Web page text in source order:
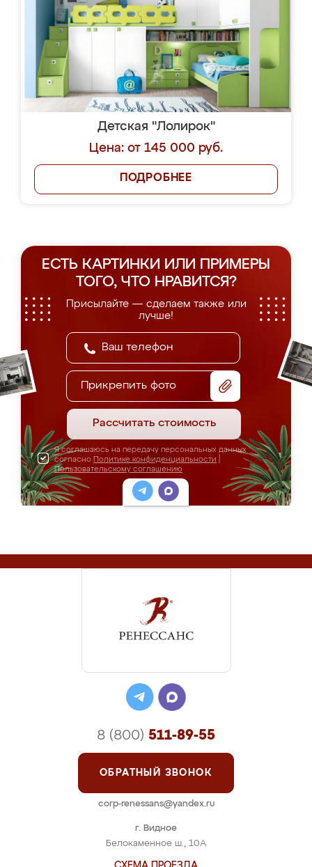
Детская "Лолирок"
Цена: от 145 000 руб.
ПОДРОБНЕЕ
ЕСТЬ КАРТИНКИ ИЛИ ПРИМЕРЫ
ТОГО, ЧТО НРАВИТСЯ?
Присылайте — сделаем также или
лучше!
Прикрепить фото
Рассчитать стоимость
Я соглашаюсь на передачу персональных данных
согласно Политике конфиденциальности
Пользовательскому соглашению
г. Видное
Белокаменное ш., 10А
8 (800) 511-89-55
ОБРАТНЫЙ ЗВОНОК
corp-renessans@yandex.ru